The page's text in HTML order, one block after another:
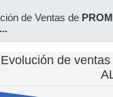
de Ventas de
Evolución de